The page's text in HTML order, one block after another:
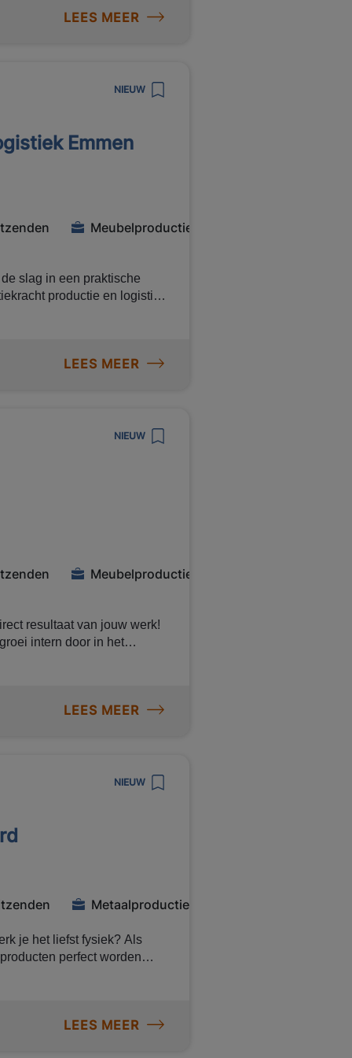
/ lasser voor een bedrijf in
LEES MEER
NIEUW
Emmen
Meubelproductie
slag in een praktische
productie en logistiek
👉 Solliciteer direct!
LEES MEER
NIEUW
Meubelproductie
resultaat van jouw werk!
intern door in het
LEES MEER
NIEUW
Metaalproductie
je het liefst fysiek? Als
perfect worden
LEES MEER